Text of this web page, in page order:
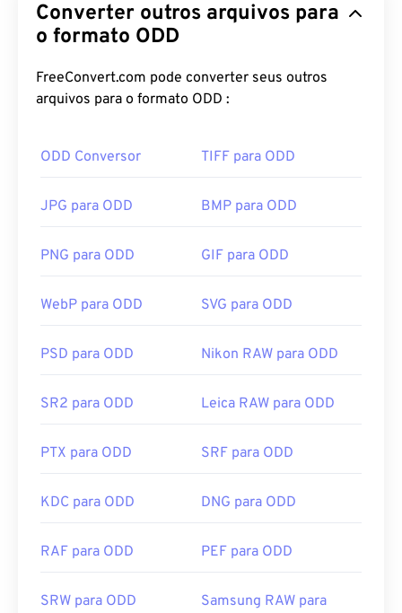
Converter outros arquivos para
o formato ODD
FreeConvert.com pode converter seus outros
arquivos para o formato ODD :
ODD Conversor TIFF para ODD
JPG para ODD BMP para ODD
PNG para ODD GIF para ODD
WebP para ODD SVG para ODD
PSD para ODD Nikon RAW para ODD
SR2 para ODD Leica RAW para ODD
PTX para ODD SRF para ODD
KDC para ODD DNG para ODD
RAF para ODD PEF para ODD
SRW para ODD
Samsung RAW para